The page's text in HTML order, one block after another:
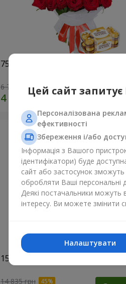
75 червоних троянд
6 713 грн
151 червона троянда
14 835 грн
Цей сайт
Персоналізована
ефективності
Збереження і/або
Інформація з Вашого
ідентифікатори) буде
сайт або застосунок
обробляти Ваші персональні
Деякі постачальники можуть
інтересу. Ви можете змінити
Налаштувати